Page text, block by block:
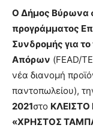
show.desi
xxx
lyons
teaches
you
the
of
pain.
Ο Δήμος Βύρωνα
προγράμματος
Συνδρομής για
Απόρων (FEAD/
νέα διανομή
παντοπωλείου),
2021στο
«ΧΡΗΣΤΟΣ